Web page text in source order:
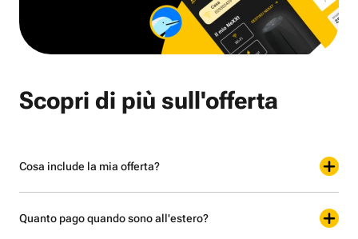
Scopri di più sull'offerta
Cosa include la mia offerta?
Quanto pago quando sono all'estero?